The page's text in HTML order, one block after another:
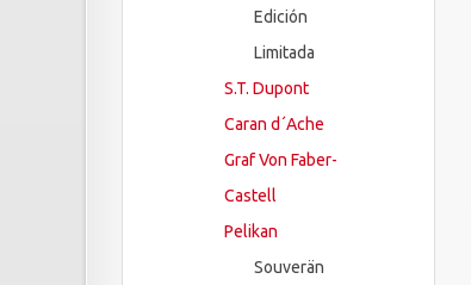
Edición
Limitada
S.T. Dupont
Caran d´Ache
Graf Von Faber-
Castell
Pelikan
Souverän